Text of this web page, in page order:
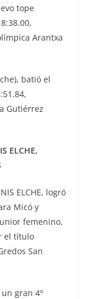
tope
Arantxa
batió el
Gutiérrez
ELCHE,
ELCHE, logró
Micó y
femenino,
el título
San
gran 4º